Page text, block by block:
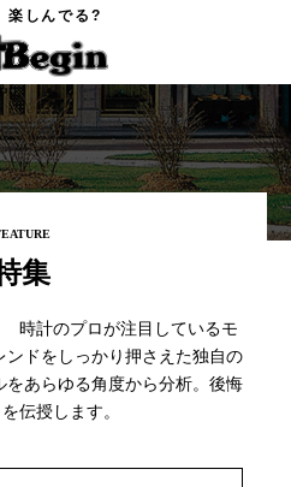
楽しんでる?
集
時計のプロが注目しているモ
ンドをしっかり押さえた独自の
をあらゆる角度から分析。後悔
伝授します。